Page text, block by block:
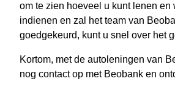
om te zien hoeveel u kunt lenen
indienen en zal het team van
goedgekeurd, kunt u snel over het
Kortom, met de autoleningen van
nog contact op met Beobank en